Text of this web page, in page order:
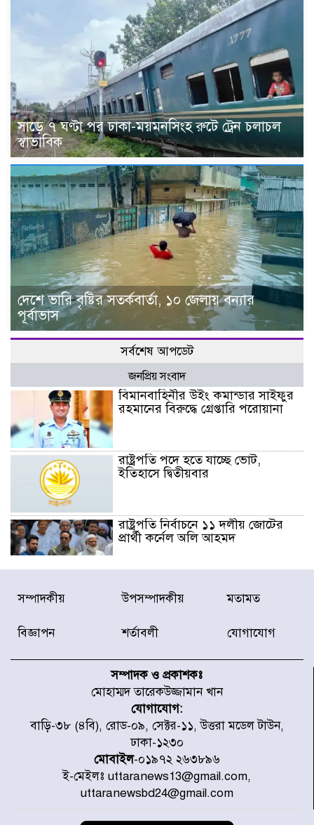
সাড়ে ৭ ঘণ্টা পর ঢাকা-ময়মনসিংহ রুটে ট্রেন চলাচল
স্বাভাবিক
দেশে ভারি বৃষ্টির সতর্কবার্তা, ১০ জেলায় বন্যার
পূর্বাভাস
সর্বশেষ আপডেট
জনপ্রিয় সংবাদ
বিমানবাহিনীর উইং কমান্ডার সাইফুর
রহমানের বিরুদ্ধে গ্রেপ্তারি পরোয়ানা
রাষ্ট্রপতি পদে হতে যাচ্ছে ভোট,
ইতিহাসে দ্বিতীয়বার
রাষ্ট্রপতি নির্বাচনে ১১ দলীয় জোটের
প্রার্থী কর্নেল অলি আহমদ
ডিএনসিসির সঙ্গে সমন্বয়ে পরিচ্ছন্নতার
নতুন উদ্যোগ নিকুঞ্জ-টানপাড়ায়
উদ্যোগে উত্তরা ১৩ নং সেক্টর-এ
পরিষ্কার-পরিচ্ছন্নতা অভিযান
ডিএমপির অভিযানে ২৪ ঘণ্টায় গ্রেপ্তার
৫০৪, উদ্ধার মাদক-অস্ত্র
সন্দ্বীপের চরে বিপদে পড়া কচ্ছপ উদ্ধার
সাগরে অবমুক্ত
সম্পাদকীয় উপসম্পাদকীয় মতামত
বিজ্ঞাপন শর্তাবলী যোগাযোগ
সম্পাদক ও প্রকাশকঃ
মোহাম্মদ তারেকউজ্জামান খান
যোগাযোগ:
বাড়ি-৩৮ (৪বি), রোড-০৯, সেক্টর-১১, উত্তরা মডেল টাউন,
ঢাকা-১২৩০
মোবাইল-০১৯৭২ ২৬৩৮৯৬
ই-মেইলঃ uttaranews13@gmail.com,
uttaranewsbd24@gmail.com